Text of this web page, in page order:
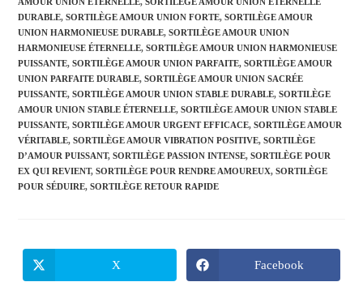
DURABLE, SORTILÈGE AMOUR UNION FORTE, SORTILÈGE AMOUR
UNION HARMONIEUSE DURABLE, SORTILÈGE AMOUR UNION
HARMONIEUSE ÉTERNELLE, SORTILÈGE AMOUR UNION HARMONIEUSE
PUISSANTE, SORTILÈGE AMOUR UNION PARFAITE, SORTILÈGE AMOUR
UNION PARFAITE DURABLE, SORTILÈGE AMOUR UNION SACRÉE
PUISSANTE, SORTILÈGE AMOUR UNION STABLE DURABLE, SORTILÈGE
AMOUR UNION STABLE ÉTERNELLE, SORTILÈGE AMOUR UNION STABLE
PUISSANTE, SORTILÈGE AMOUR URGENT EFFICACE, SORTILÈGE AMOUR
VÉRITABLE, SORTILÈGE AMOUR VIBRATION POSITIVE, SORTILÈGE
D’AMOUR PUISSANT, SORTILÈGE PASSION INTENSE, SORTILÈGE POUR
EX QUI REVIENT, SORTILÈGE POUR RENDRE AMOUREUX, SORTILÈGE
POUR SÉDUIRE, SORTILÈGE RETOUR RAPIDE
X Facebook